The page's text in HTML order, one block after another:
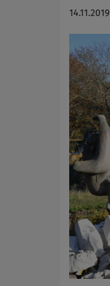
14.11.2019